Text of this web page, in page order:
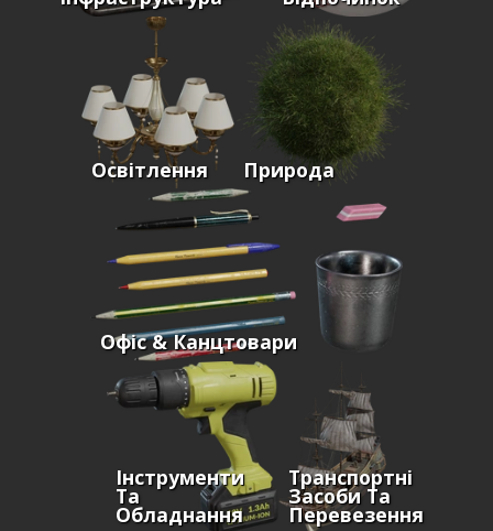
Освітлення Природа
Офіс & Канцтовари
Інструменти
Та
Обладнання
Транспортні
Засоби Та
Перевезення